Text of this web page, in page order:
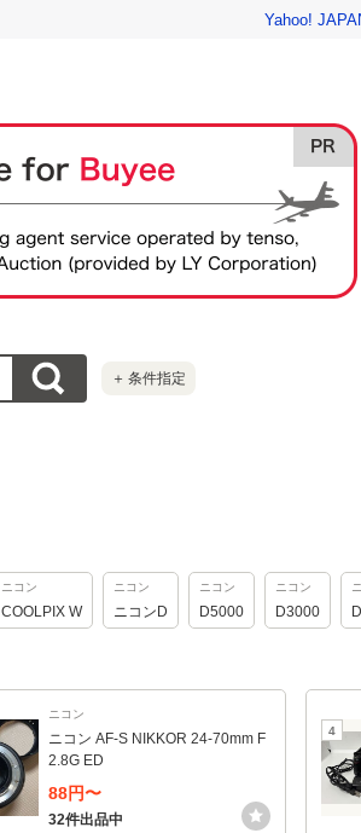
Yahoo!
＋ 条件指定
ニコン
COOLPIX W
ニコン
ニコンD
ニコン
D5000
ニコン
D3000
ニコン
ニコン AF-S NIKKOR 24-70mm F
2.8G ED
88円〜
32件出品中
4